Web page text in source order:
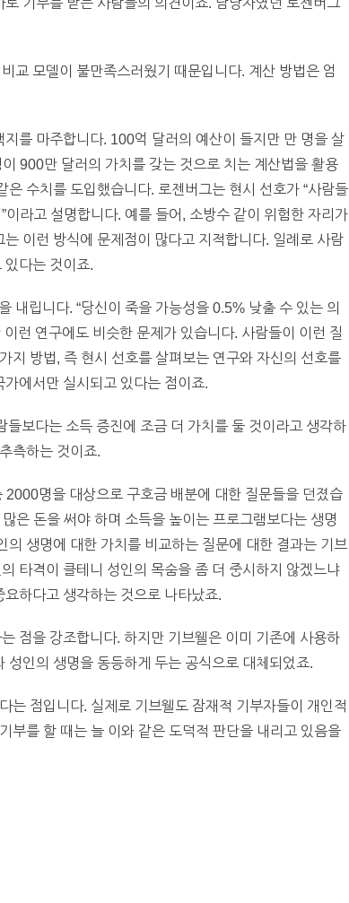
교 모델이 불만족스러웠기 때문입니다. 계산 방법은 엄
를 마주합니다. 100억 달러의 예산이 들지만 만 명을 살
900만 달러의 가치를 갖는 것으로 치는 계산법을 활용
수치를 도입했습니다. 로젠버그는 현시 선호가 “사람들
라고 설명합니다. 예를 들어, 소방수 같이 위험한 자리가
이런 방식에 문제점이 많다고 지적합니다. 일례로 사람
있다는 것이죠.
내립니다. “당신이 죽을 가능성을 0.5% 낮출 수 있는 의
런 연구에도 비슷한 문제가 있습니다. 사람들이 이런 질
지 방법, 즉 현시 선호를 살펴보는 연구와 자신의 선호를
에서만 실시되고 있다는 점이죠.
보다는 소득 증진에 조금 더 가치를 둘 것이라고 생각하
측하는 것이죠.
명을 대상으로 구호금 배분에 대한 질문들을 던졌습
은 돈을 써야 하며 소득을 높이는 프로그램보다는 생명
생명에 대한 가치를 비교하는 질문에 대한 결과는 기브
타격이 클테니 성인의 목숨을 좀 더 중시하지 않겠느냐
하다고 생각하는 것으로 나타났죠.
점을 강조합니다. 하지만 기브웰은 이미 기존에 사용하
인의 생명을 동등하게 두는 공식으로 대체되었죠.
는 점입니다. 실제로 기브웰도 잠재적 기부자들이 개인적
부를 할 때는 늘 이와 같은 도덕적 판단을 내리고 있음을